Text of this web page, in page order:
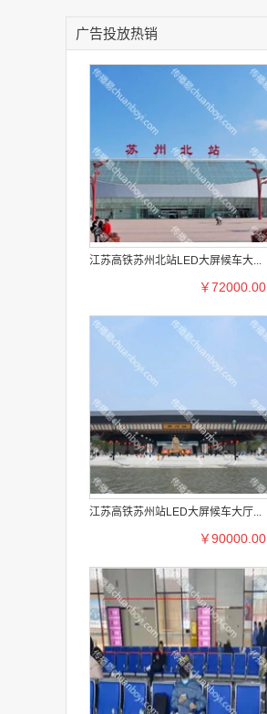
广告投放热销
江苏高铁苏州北站LED大屏候车大...
￥72000.00
江苏高铁苏州站LED大屏候车大厅...
￥90000.00